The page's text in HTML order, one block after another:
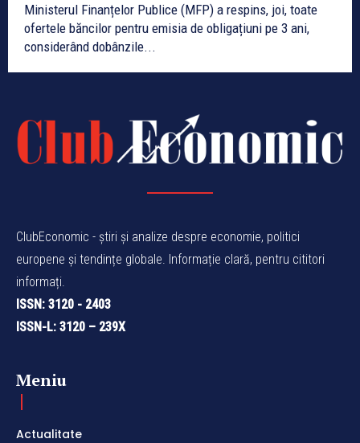
Ministerul Finanțelor Publice (MFP) a respins, joi, toate
ofertele băncilor pentru emisia de obligațiuni pe 3 ani,
considerând dobânzile...
ClubEconomic - știri și analize despre economie, politici
europene și tendințe globale. Informație clară, pentru cititori
informați.
ISSN: 3120 - 2403
ISSN-L: 3120 – 239X
Meniu
Actualitate